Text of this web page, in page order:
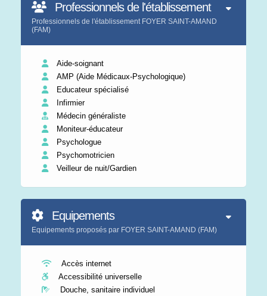
Professionnels de l'établissement
Professionnels de l'établissement FOYER SAINT-AMAND
(FAM)
Aide-soignant
AMP (Aide Médicaux-Psychologique)
Educateur spécialisé
Infirmier
Médecin généraliste
Moniteur-éducateur
Psychologue
Psychomotricien
Veilleur de nuit/Gardien
Equipements
Equipements proposés par FOYER SAINT-AMAND (FAM)
Accès internet
Accessibilité universelle
Douche, sanitaire individuel